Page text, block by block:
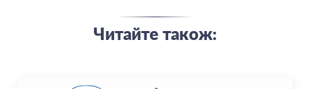
Читайте також: